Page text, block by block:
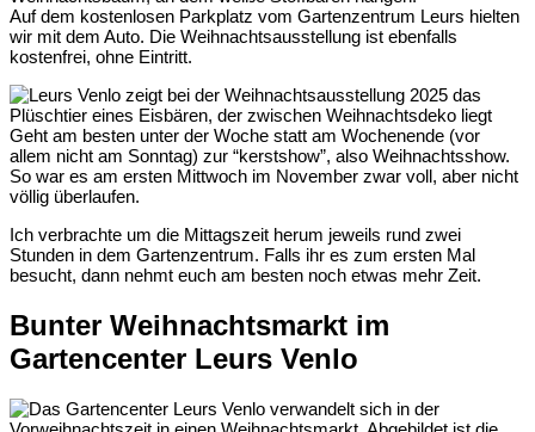
Auf dem kostenlosen Parkplatz vom Gartenzentrum Leurs hielten
wir mit dem Auto. Die Weihnachtsausstellung ist ebenfalls
kostenfrei, ohne Eintritt.
Geht am besten unter der Woche statt am Wochenende (vor
allem nicht am Sonntag) zur “kerstshow”, also Weihnachtsshow.
So war es am ersten Mittwoch im November zwar voll, aber nicht
völlig überlaufen.
Ich verbrachte um die Mittagszeit herum jeweils rund zwei
Stunden in dem Gartenzentrum. Falls ihr es zum ersten Mal
besucht, dann nehmt euch am besten noch etwas mehr Zeit.
Bunter Weihnachtsmarkt im
Gartencenter Leurs Venlo